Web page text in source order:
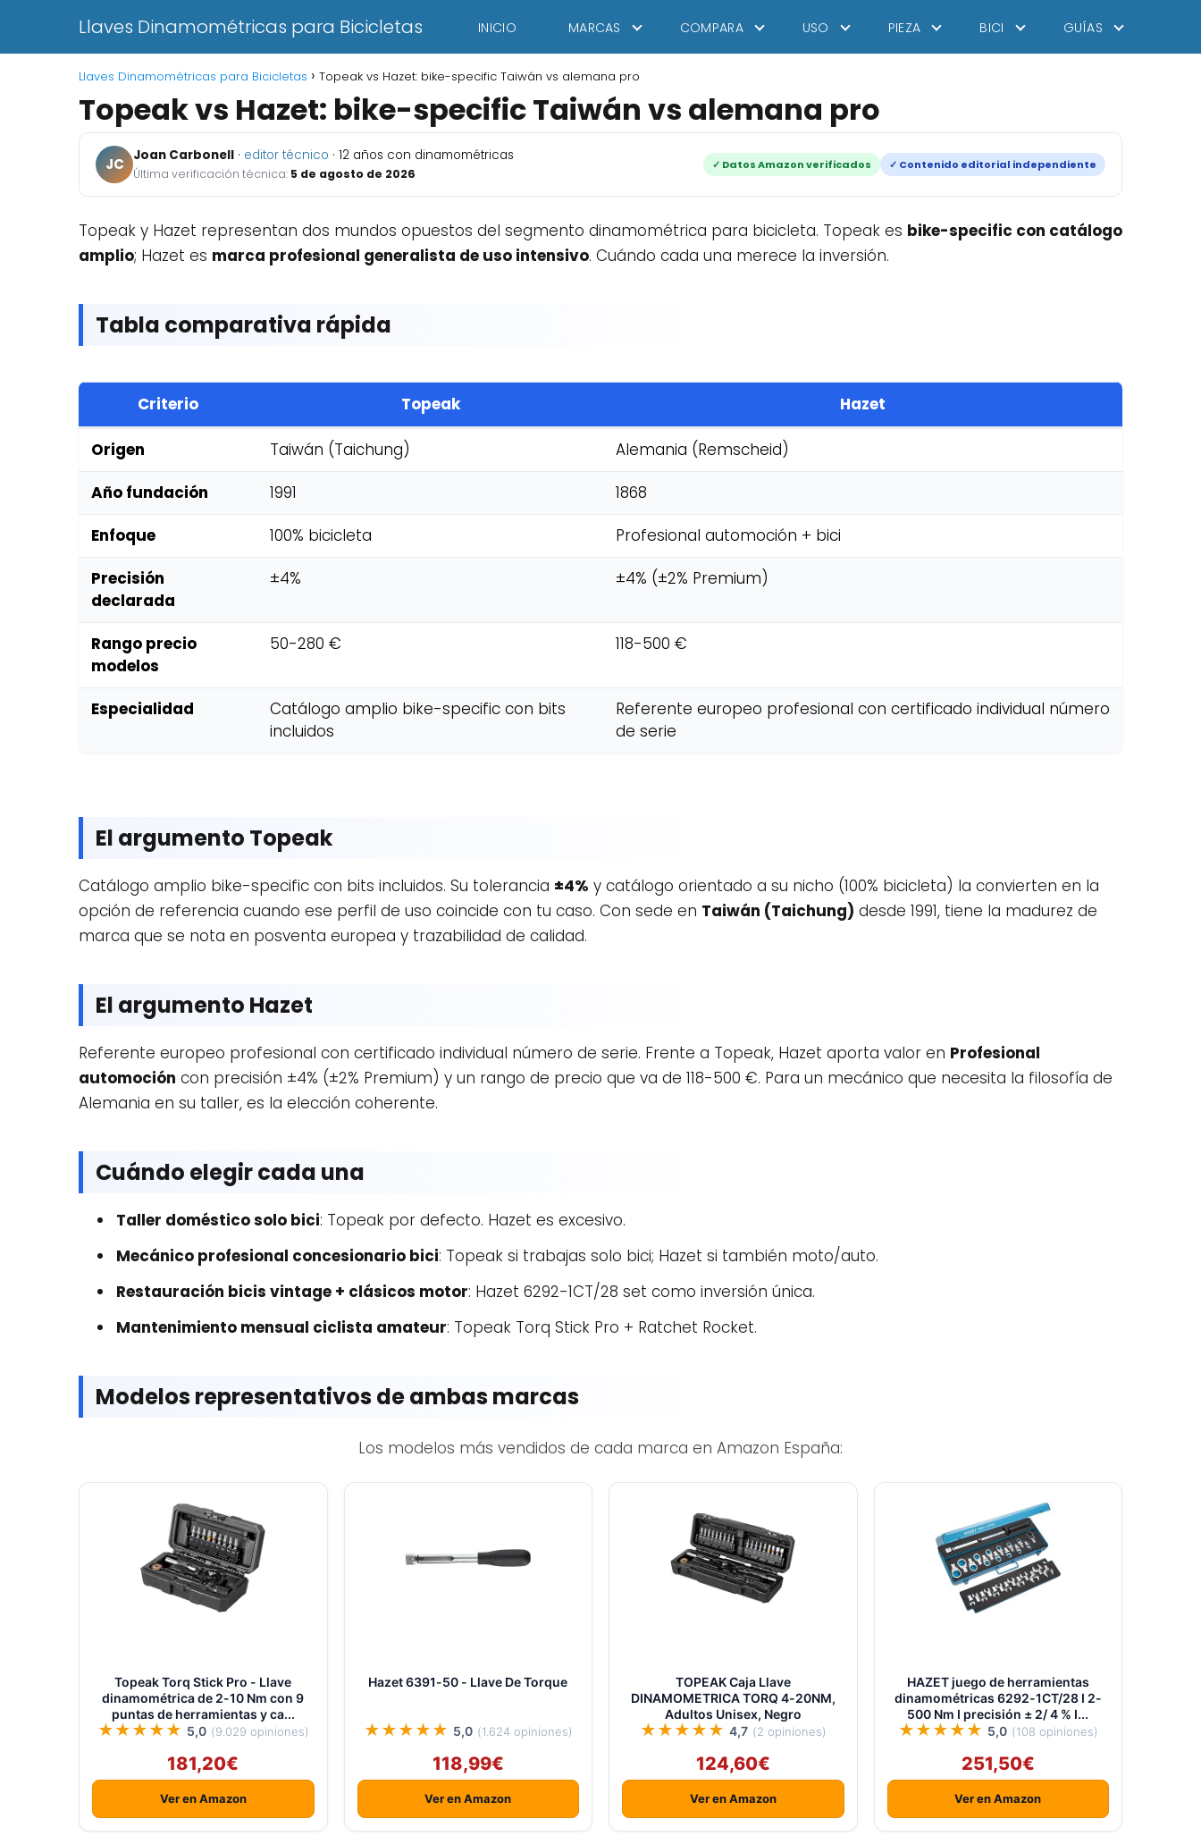
Llaves Dinamométricas para Bicicletas INICIO MARCAS COMPARA USO PIEZA BICI GUÍAS
Llaves Dinamométricas para Bicicletas Topeak vs Hazet: bike-specific Taiwán vs alemana pro
Topeak vs Hazet: bike-specific Taiwán vs alemana pro
JC Joan Carbonell · editor técnico · 12 años con dinamométricas
Última verificación técnica: 5 de agosto de 2026
✓ Datos Amazon verificados ✓ Contenido editorial independiente
Topeak y Hazet representan dos mundos opuestos del segmento dinamométrica para bicicleta. Topeak es bike-specific con catálogo
amplio; Hazet es marca profesional generalista de uso intensivo. Cuándo cada una merece la inversión.
Tabla comparativa rápida
Criterio Topeak Hazet
Origen Taiwán (Taichung)
Alemania (Remscheid)
Año fundación
1991
1868
Enfoque
100% bicicleta
Profesional automoción + bici
Precisión
declarada
±4% ±4% (±2% Premium)
Rango precio
modelos
50-280 € 118-500 €
Especialidad
Catálogo amplio bike-specific con bits
incluidos
Referente europeo profesional con certificado individual número
de serie
El argumento Topeak
Catálogo amplio bike-specific con bits incluidos. Su tolerancia ±4% y catálogo orientado a su nicho (100% bicicleta) la convierten en la
opción de referencia cuando ese perfil de uso coincide con tu caso. Con sede en Taiwán (Taichung) desde 1991, tiene la madurez de
marca que se nota en posventa europea y trazabilidad de calidad.
El argumento Hazet
Referente europeo profesional con certificado individual número de serie. Frente a Topeak, Hazet aporta valor en Profesional
automoción con precisión ±4% (±2% Premium) y un rango de precio que va de 118-500 €. Para un mecánico que necesita la filosofía de
Alemania en su taller, es la elección coherente.
Cuándo elegir cada una
Taller doméstico solo bici: Topeak por defecto. Hazet es excesivo.
Mecánico profesional concesionario bici: Topeak si trabajas solo bici; Hazet si también moto/auto.
Restauración bicis vintage + clásicos motor: Hazet 6292-1CT/28 set como inversión única.
Mantenimiento mensual ciclista amateur: Topeak Torq Stick Pro + Ratchet Rocket.
Modelos representativos de ambas marcas
Los modelos más vendidos de cada marca en Amazon España:
Topeak Torq Stick Pro - Llave
dinamométrica de 2-10 Nm con 9
puntas de herramientas y ca...
★★★★★ 5,0 (9.029 opiniones)
181,20€
Ver en Amazon
Hazet 6391-50 - Llave De Torque
★★★★★ 5,0 (1.624 opiniones)
118,99€
Ver en Amazon
TOPEAK Caja Llave
DINAMOMETRICA TORQ 4-20NM,
Adultos Unisex, Negro
★★★★★ 4,7 (2 opiniones)
124,60€
Ver en Amazon
HAZET juego de herramientas
dinamométricas 6292-1CT/28 I 2-
500 Nm I precisión ± 2/ 4 % I...
★★★★★ 5,0 (108 opiniones)
251,50€
Ver en Amazon